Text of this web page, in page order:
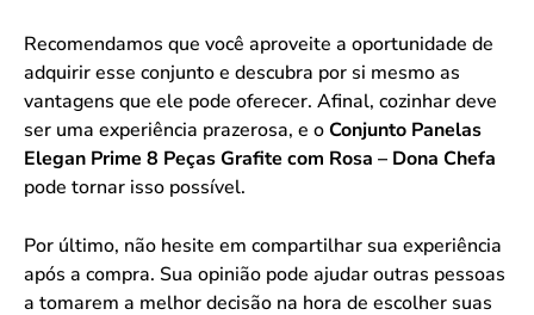
Recomendamos que você aproveite a oportunidade de
adquirir esse conjunto e descubra por si mesmo as
vantagens que ele pode oferecer. Afinal, cozinhar deve
ser uma experiência prazerosa, e oConjunto Panelas
Elegan Prime 8 Peças Grafite com Rosa – Dona Chefa
pode tornar isso possível.
Por último, não hesite em compartilhar sua experiência
após a compra. Sua opinião pode ajudar outras pessoas
a tomarem a melhor decisão na hora de escolher suas